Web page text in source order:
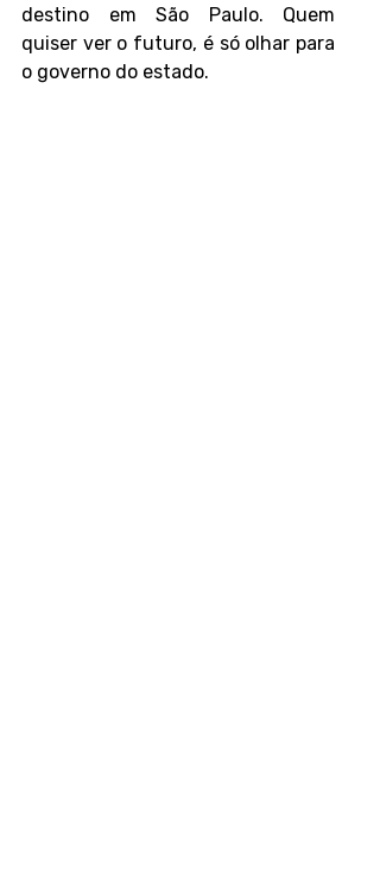
destino em São Paulo. Quem
quiser ver o futuro, é só olhar para
o governo do estado.